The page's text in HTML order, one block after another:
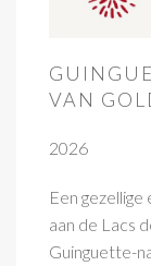
VAN
2026
Een
aan de Lacs
Guinguette-